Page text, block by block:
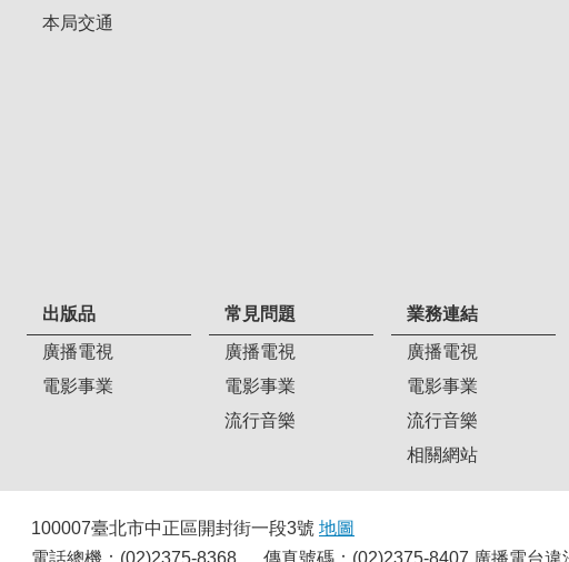
本局交通
出版品
廣播電視
電影事業
常見問題
廣播電視
電影事業
流行音樂
業務連結
廣播電視
電影事業
流行音樂
相關網站
100007臺北市中正區開封街一段3號 地圖